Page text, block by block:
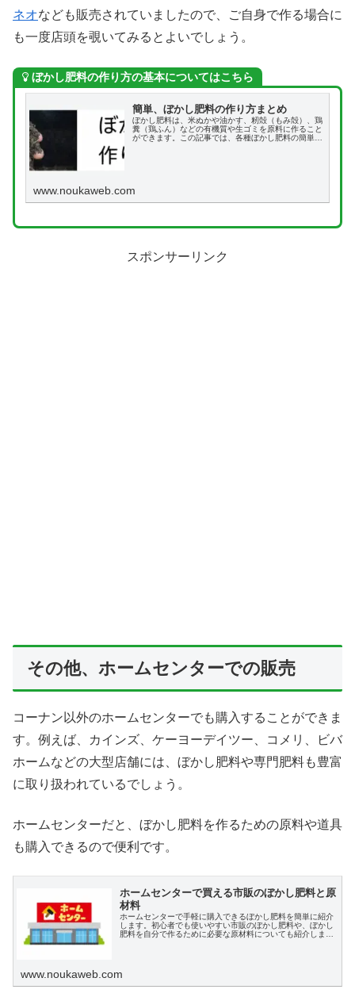
ネオなども販売されていましたので、ご自身で作る場合に
も一度店頭を覗いてみるとよいでしょう。
ぼかし肥料の作り方の基本についてはこちら
簡単、ぼかし肥料の作り方まとめ
ぼかし肥料は、米ぬかや油かす、籾殻（もみ殻）、鶏
糞（鶏ふん）などの有機質や生ゴミを原料に作ること
ができます。この記事では、各種ぼかし肥料の簡単な
www.noukaweb.com
スポンサーリンク
その他、ホームセンターでの販売
コーナン以外のホームセンターでも購入することができま
す。例えば、カインズ、ケーヨーデイツー、コメリ、ビバ
ホームなどの大型店舗には、ぼかし肥料や専門肥料も豊富
に取り扱われているでしょう。
ホームセンターだと、ぼかし肥料を作るための原料や道具
も購入できるので便利です。
ホームセンターで買える市販のぼかし肥料と原
材料
ホームセンターで手軽に購入できるぼかし肥料を簡単に紹介
します。初心者でも使いやすい市販のぼかし肥料や、ぼかし
肥料を自分で作るために必要な原材料についても紹介しま
www.noukaweb.com